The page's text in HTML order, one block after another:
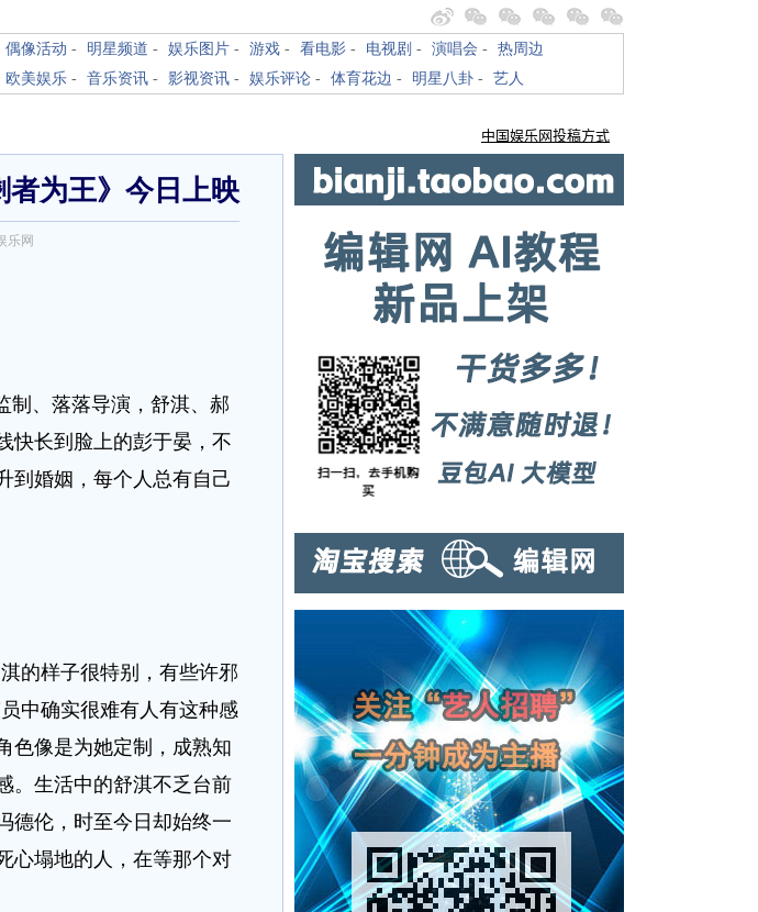
偶像活动 - 明星频道 - 娱乐图片 - 游戏 - 看电影 - 电视剧 - 演唱会 - 热周边
欧美娱乐 - 音乐资讯 - 影视资讯 - 娱乐评论 - 体育花边 - 明星八卦 - 艺人
为王》今日上映
乐网
、落落导演，舒淇、郝
快长到脸上的彭于晏，不
到婚姻，每个人总有自己
的样子很特别，有些许邪
中确实很难有人有这种感
色像是为她定制，成熟知
。生活中的舒淇不乏台前
德伦，时至今日却始终一
心塌地的人，在等那个对